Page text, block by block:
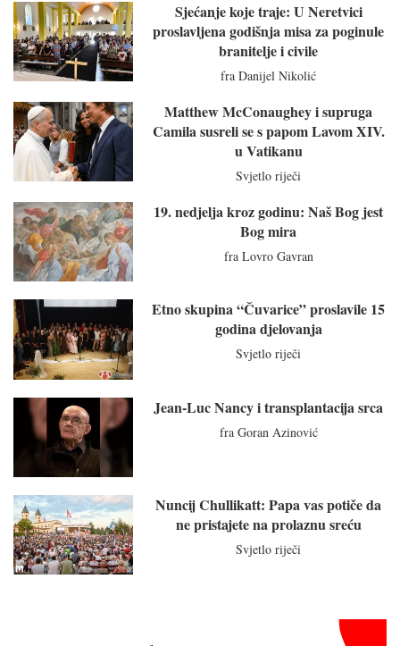
Sjećanje koje traje: U Neretvici
proslavljena godišnja misa za poginule
branitelje i civile
fra Danijel Nikolić
Matthew McConaughey i supruga
Camila susreli se s papom Lavom XIV.
u Vatikanu
Svjetlo riječi
19. nedjelja kroz godinu: Naš Bog jest
Bog mira
fra Lovro Gavran
Etno skupina “Čuvarice” proslavile 15
godina djelovanja
Svjetlo riječi
Jean-Luc Nancy i transplantacija srca
fra Goran Azinović
Nuncij Chullikatt: Papa vas potiče da
ne pristajete na prolaznu sreću
Svjetlo riječi